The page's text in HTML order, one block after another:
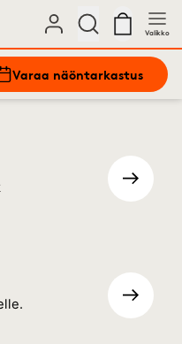
Valikko
Varaa näöntarkastus